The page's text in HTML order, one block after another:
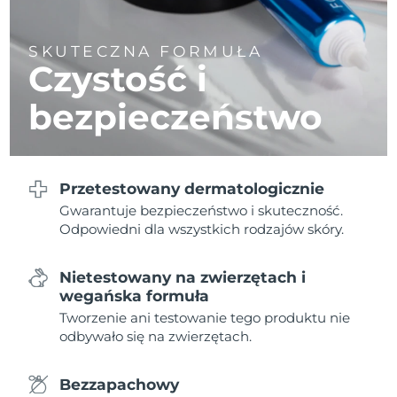
SKUTECZNA FORMUŁA
Czystość i
bezpieczeństwo
Przetestowany dermatologicznie
Gwarantuje bezpieczeństwo i skuteczność.
Odpowiedni dla wszystkich rodzajów skóry.
Nietestowany na zwierzętach i
wegańska formuła
Tworzenie ani testowanie tego produktu nie
odbywało się na zwierzętach.
Bezzapachowy
Słowenia
Oczekiwany czas dostawy
8/8/26
Republika
Południowej Afryki
Oczekiwany czas dostawy
Korea Południowa
Oczekiwany czas dostawy
Hiszpania
Oczekiwany czas dostawy
Szwecja
Szwajcaria
Oczekiwany czas dostawy
8/8/26
Tajwan